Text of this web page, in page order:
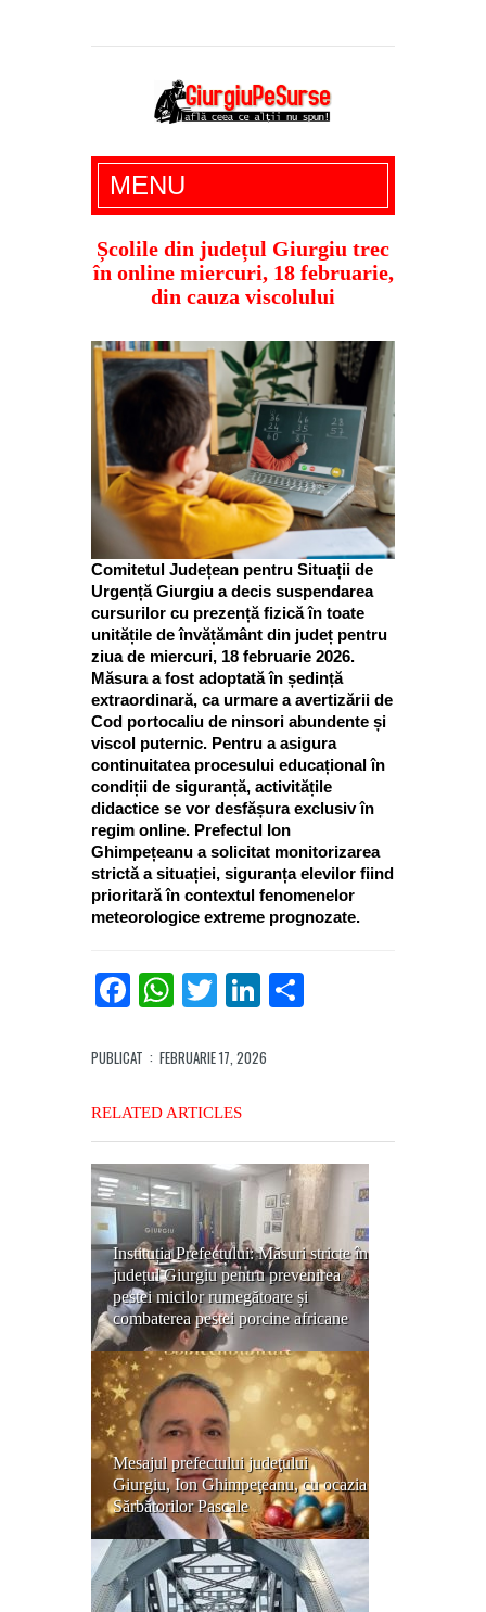
Giurgiu Pe Surse – actualitate giurgiu,
administratie giurgiu, stiri politice, social
economic, editoriale giurgiu, dezvaluiri,
soc, cancan, stiri locale
MENU
Școlile din județul Giurgiu trec
în online miercuri, 18 februarie,
din cauza viscolului
Comitetul Județean pentru Situații de
Urgență Giurgiu a decis suspendarea
cursurilor cu prezență fizică în toate
unitățile de învățământ din județ pentru
ziua de miercuri, 18 februarie 2026.
Măsura a fost adoptată în ședință
extraordinară, ca urmare a avertizării de
Cod portocaliu de ninsori abundente și
viscol puternic. Pentru a asigura
continuitatea procesului educațional în
condiții de siguranță, activitățile
didactice se vor desfășura exclusiv în
regim online. Prefectul Ion
Ghimpețeanu a solicitat monitorizarea
strictă a situației, siguranța elevilor fiind
prioritară în contextul fenomenelor
meteorologice extreme prognozate.
Facebook
WhatsApp
TwitterLinkedIn
PUBLICAT : FEBRUARIE 17, 2026
RELATED ARTICLES
Instituția Prefectului: Măsuri stricte în
județul Giurgiu pentru prevenirea
pestei micilor rumegătoare și
combaterea pestei porcine africane
Mesajul prefectului judeţului
Giurgiu, Ion Ghimpeţeanu, cu ocazia
Sărbătorilor Pascale